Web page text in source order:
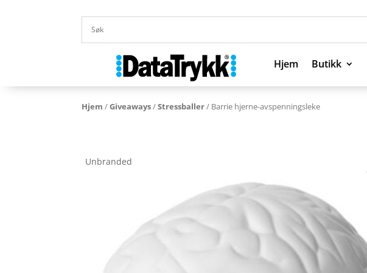
Hjem Butikk
Hjem Butikk
Hjem /Giveaways/Stressballer/ Barrie hjerne-avspenningsleke
Unbranded